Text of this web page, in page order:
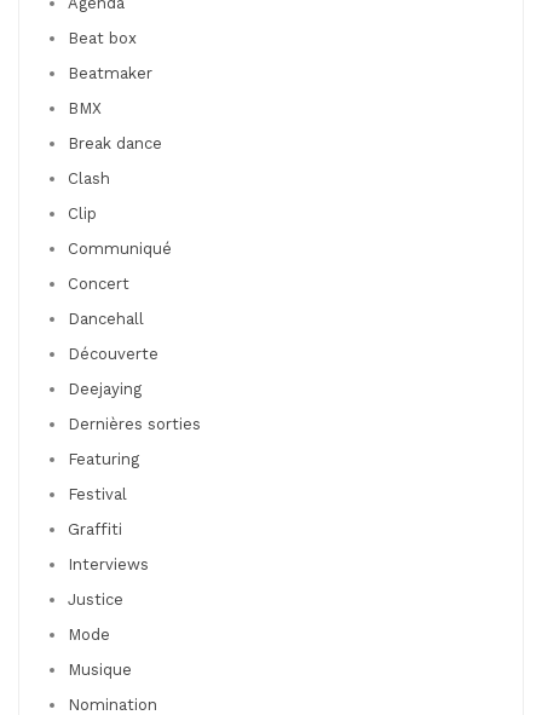
Beat box
Beatmaker
BMX
Break dance
Clash
Clip
Communiqué
Concert
Dancehall
Découverte
Deejaying
Dernières sorties
Featuring
Festival
Graffiti
Interviews
Justice
Mode
Musique
Nomination